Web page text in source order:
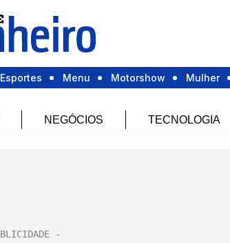
Esportes Menu Motorshow Mulher
NEGÓCIOS TECNOLOGIA